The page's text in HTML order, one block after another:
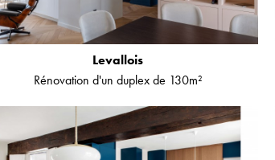
Levallois
Rénovation d'un duplex de 130m²